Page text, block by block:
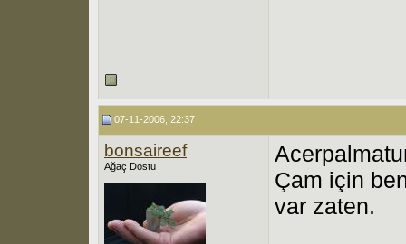
07-11-2006, 22:37
bonsaireef
Ağaç Dostu
Çam için
var zaten.